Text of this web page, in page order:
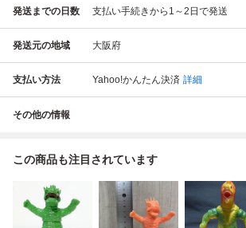
発送までの日数 支払い手続きから1～2日で発送
発送元の地域 大阪府
支払い方法 Yahoo!かんたん決済 詳細
その他の情報
この商品も注目されています